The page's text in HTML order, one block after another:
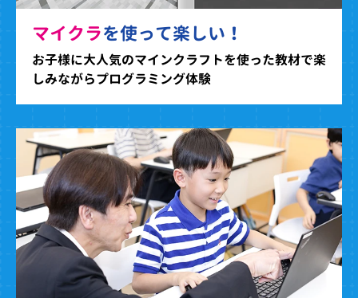
マイクラを使って楽しい！
お子様に大人気のマインクラフトを使った教材で楽
しみながらプログラミング体験